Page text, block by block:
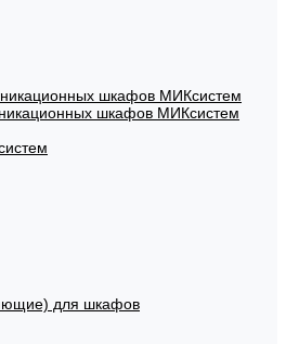
шкафов МИКсистем
шкафов МИКсистем
для шкафов